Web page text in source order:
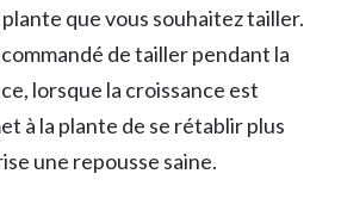
que vous souhaitez tailler.
de tailler pendant la
lorsque la croissance est
à la plante de se rétablir plus
une repousse saine.